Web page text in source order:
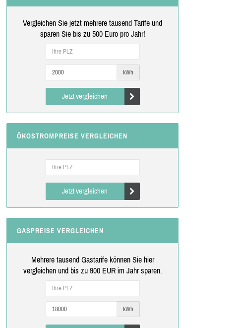
Vergleichen Sie jetzt mehrere tausend Tarife und
sparen Sie bis zu 500 Euro pro Jahr!
kWh
Jetzt vergleichen
ÖKOSTROMPREISE VERGLEICHEN
Jetzt vergleichen
GASPREISE VERGLEICHEN
Mehrere tausend Gastarife können Sie hier
vergleichen und bis zu 900 EUR im Jahr sparen.
kWh